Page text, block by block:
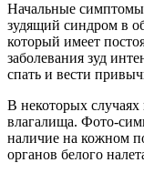
Начальные
зудящий синдром в
который имеет
заболевания зуд
спать и вести
В некоторых случаях
влагалища. Фото-
наличие на кожном
органов белого